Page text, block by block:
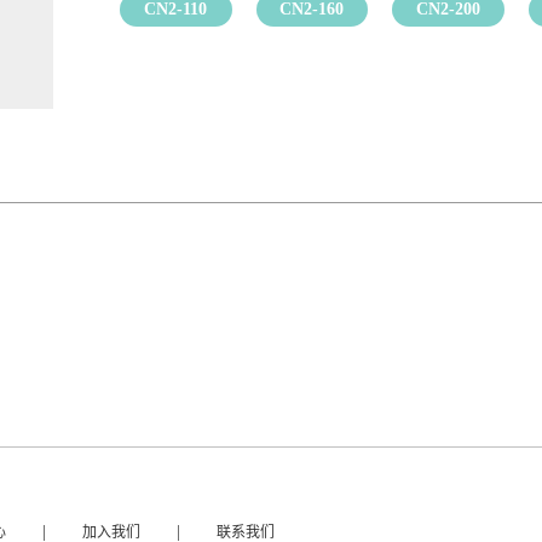
CN2-110 CN2-160 CN2-200
加入我们 联系我们